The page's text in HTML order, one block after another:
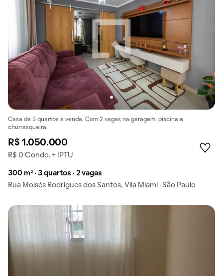
Casa de 3 quartos à venda. Com 2 vagas na garagem, piscina e
churrasqueira.
R$ 1.050.000
R$ 0 Condo. + IPTU
300 m² · 3 quartos · 2 vagas
Rua Moisés Rodrigues dos Santos, Vila Miami · São Paulo